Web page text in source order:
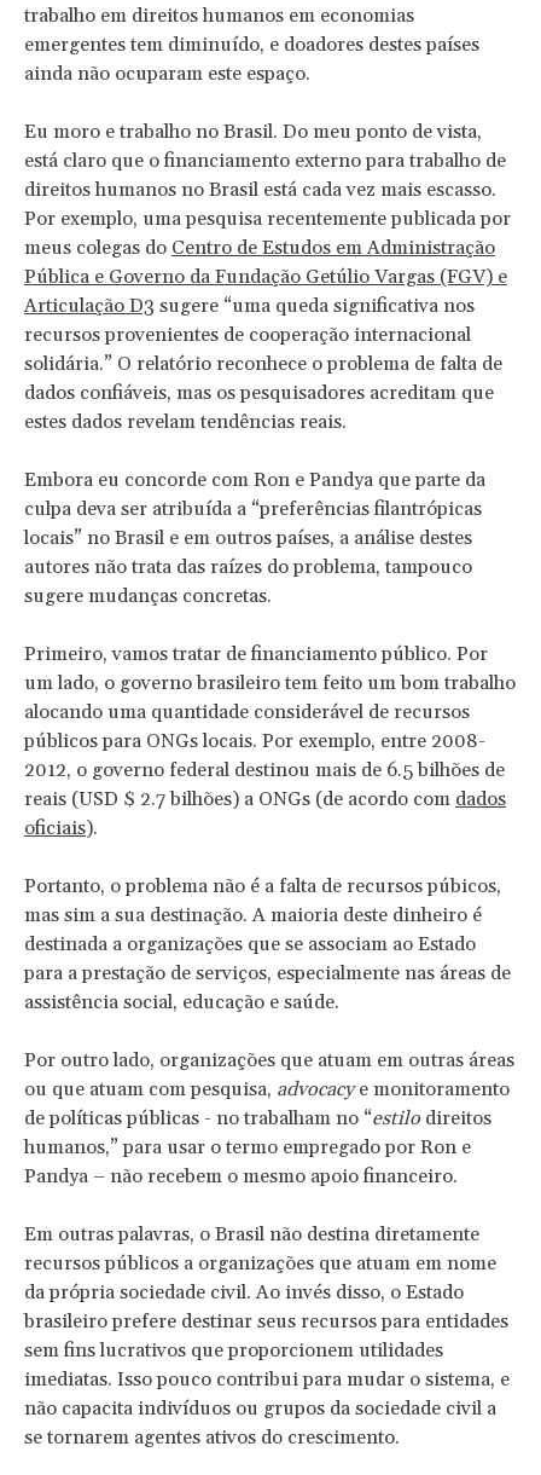
trabalho em direitos humanos em economias
emergentes tem diminuído, e doadores destes países
ainda não ocuparam este espaço.
Eu moro e trabalho no Brasil. Do meu ponto de vista,
está claro que o financiamento externo para trabalho de
direitos humanos no Brasil está cada vez mais escasso.
Por exemplo, uma pesquisa recentemente publicada por
meus colegas do Centro de Estudos em Administração
Pública e Governo da Fundação Getúlio Vargas (FGV) e
Articulação D3 sugere “uma queda significativa nos
recursos provenientes de cooperação internacional
solidária.” O relatório reconhece o problema de falta de
dados confiáveis, mas os pesquisadores acreditam que
estes dados revelam tendências reais.
Embora eu concorde com Ron e Pandya que parte da
culpa deva ser atribuída a “preferências filantrópicas
locais” no Brasil e em outros países, a análise destes
autores não trata das raízes do problema, tampouco
sugere mudanças concretas.
Primeiro, vamos tratar de financiamento público. Por
um lado, o governo brasileiro tem feito um bom trabalho
alocando uma quantidade considerável de recursos
públicos para ONGs locais. Por exemplo, entre 2008-
2012, o governo federal destinou mais de 6.5 bilhões de
reais (USD $ 2.7 bilhões) a ONGs (de acordo com dados
oficiais).
Portanto, o problema não é a falta de recursos púbicos,
mas sim a sua destinação. A maioria deste dinheiro é
destinada a organizações que se associam ao Estado
para a prestação de serviços, especialmente nas áreas de
assistência social, educação e saúde.
Por outro lado, organizações que atuam em outras áreas
ou que atuam com pesquisa, advocacye monitoramento
de políticas públicas - no trabalham no “estilo direitos
humanos,” para usar o termo empregado por Ron e
Pandya – não recebem o mesmo apoio financeiro.
Em outras palavras, o Brasil não destina diretamente
recursos públicos a organizações que atuam em nome
da própria sociedade civil. Ao invés disso, o Estado
brasileiro prefere destinar seus recursos para entidades
sem fins lucrativos que proporcionem utilidades
imediatas. Isso pouco contribui para mudar o sistema, e
não capacita indivíduos ou grupos da sociedade civil a
se tornarem agentes ativos do crescimento.